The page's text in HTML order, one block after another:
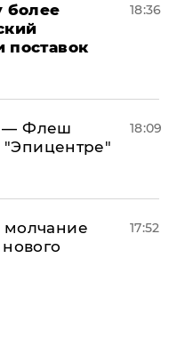
более
поставок
18:36
— Флеш
"Эпицентре"
18:09
17:52